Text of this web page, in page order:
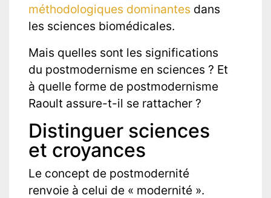
méthodologiques dominantes dans
les sciences biomédicales.
Mais quelles sont les significations
du postmodernisme en sciences ? Et
à quelle forme de postmodernisme
Raoult assure-t-il se rattacher ?
Distinguer sciences
et croyances
Le concept de postmodernité
renvoie à celui de « modernité ».